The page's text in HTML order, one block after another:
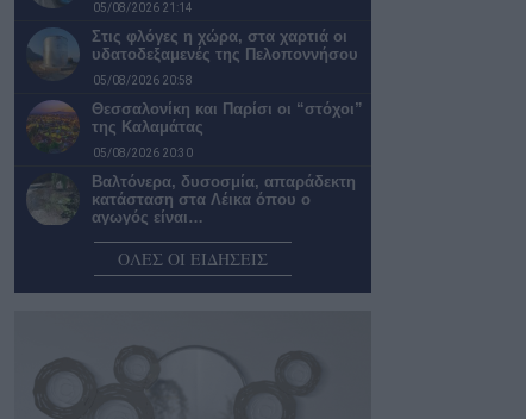
05/08/2026 21:14
Στις φλόγες η χώρα, στα χαρτιά οι
υδατοδεξαμενές της Πελοποννήσου
05/08/2026 20:58
Θεσσαλονίκη και Παρίσι οι “στόχοι”
της Καλαμάτας
05/08/2026 20:30
Βαλτόνερα, δυσοσμία, απαράδεκτη
κατάσταση στα Λέικα όπου ο
αγωγός είναι…
05/08/2026 20:02
Σύλλογος Οικοτρόφων Φοιτητικής
Εστίας Καλαμάτας: Ζητούν
Βασίλης Μυλωνάς: «Ευελπιστούμε
πως θα φτάσουμε να έχουμε
παίκτες Καλαματιανούς,…
ΟΛΕΣ ΟΙ ΕΙΔΗΣΕΙΣ